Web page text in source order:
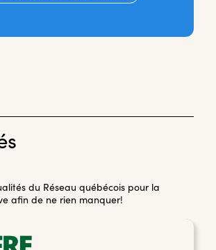
du Réseau québécois pour la
afin de ne rien manquer!